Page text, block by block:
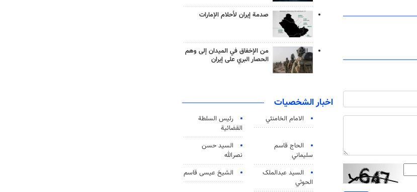
صدمة إيران لأحلام الإمارات
من الإخفاق في الميدان إلى وهم
الحصار البري على إيران
اخبار الشخصيات
الامام الخامنئي
رئیس السلطة
القضائیة
الحاج قاسم
سليماني
السيد حسن
نصرالله
السید عبدالملک
الحوثي
الشيخ عيسى قاسم